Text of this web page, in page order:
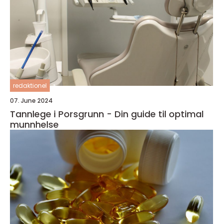
redaktionel
07. June 2024
Tannlege i Porsgrunn - Din guide til optimal
munnhelse